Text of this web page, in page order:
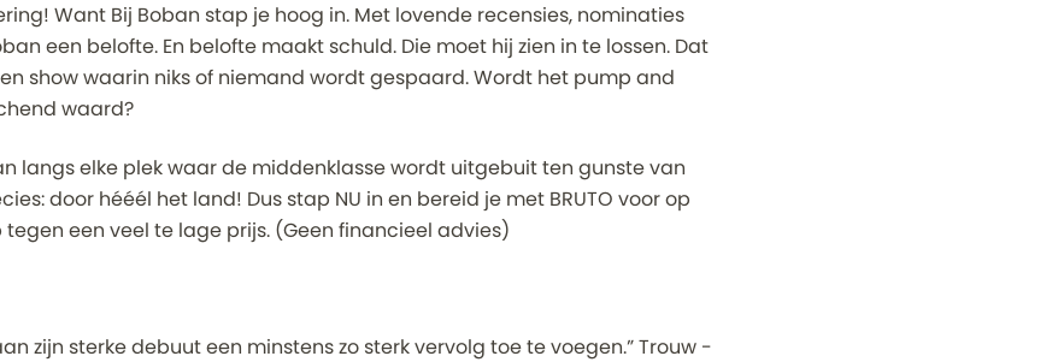
Want Bij Boban stap je hoog in. Met lovende recensies, nominaties
een belofte. En belofte maakt schuld. Die moet hij zien in te lossen. Dat
show waarin niks of niemand wordt gespaard. Wordt het pump and
waard?
langs elke plek waar de middenklasse wordt uitgebuit ten gunste van
door hééél het land! Dus stap NU in en bereid je met BRUTO voor op
een veel te lage prijs. (Geen financieel advies)
zijn sterke debuut een minstens zo sterk vervolg toe te voegen.” Trouw -